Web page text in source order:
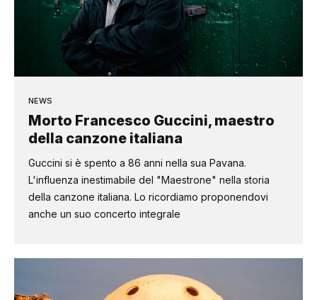
NEWS
Morto Francesco Guccini, maestro
della canzone italiana
Guccini si è spento a 86 anni nella sua Pavana.
L'influenza inestimabile del "Maestrone" nella storia
della canzone italiana. Lo ricordiamo proponendovi
anche un suo concerto integrale